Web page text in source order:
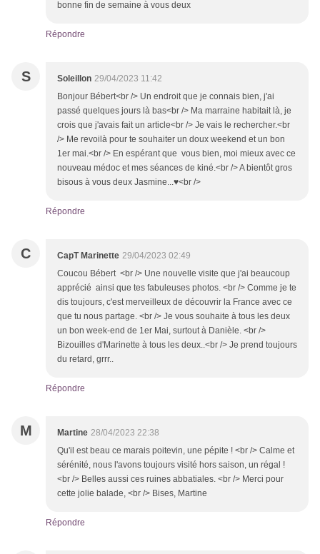
bonne fin de semaine à vous deux
Répondre
S Soleillon 29/04/2023 11:42
Bonjour Bébert<br /> Un endroit que je connais bien, j'ai
passé quelques jours là bas<br /> Ma marraine habitait là, je
crois que j'avais fait un article<br /> Je vais le rechercher.<br
/> Me revoilà pour te souhaiter un doux weekend et un bon
1er mai.<br /> En espérant que vous bien, moi mieux avec ce
nouveau médoc et mes séances de kiné.<br /> A bientôt gros
bisous à vous deux Jasmine...♥<br />
Répondre
C CapT Marinette 29/04/2023 02:49
Coucou Bébert <br /> Une nouvelle visite que j'ai beaucoup
apprécié ainsi que tes fabuleuses photos. <br /> Comme je te
dis toujours, c'est merveilleux de découvrir la France avec ce
que tu nous partage. <br /> Je vous souhaite à tous les deux
un bon week-end de 1er Mai, surtout à Danièle. <br />
Bizouilles d'Marinette à tous les deux..<br /> Je prend toujours
du retard, grrr..
Répondre
M Martine 28/04/2023 22:38
Qu'il est beau ce marais poitevin, une pépite ! <br /> Calme et
sérénité, nous l'avons toujours visité hors saison, un régal !
<br /> Belles aussi ces ruines abbatiales. <br /> Merci pour
cette jolie balade, <br /> Bises, Martine
Répondre